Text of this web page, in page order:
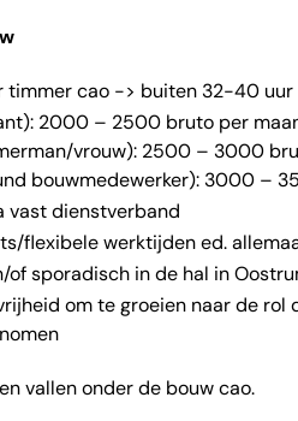
timmer cao -> buiten 32-40 uur
2000 – 2500 bruto per
vrouw): 2500 – 3000
bouwmedewerker): 3000 –
vast dienstverband
flexibele werktijden ed.
of sporadisch in de hal in
om te groeien naar de
vallen onder de bouw cao.